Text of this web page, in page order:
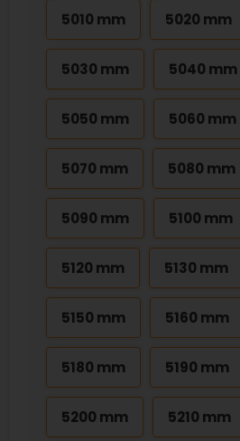
5010 mm 5020 mm
5030 mm 5040 mm
5050 mm 5060 mm
5070 mm 5080 mm
5090 mm 5100 mm
5120 mm 5130 mm
5150 mm 5160 mm
5180 mm 5190 mm
5200 mm 5210 mm